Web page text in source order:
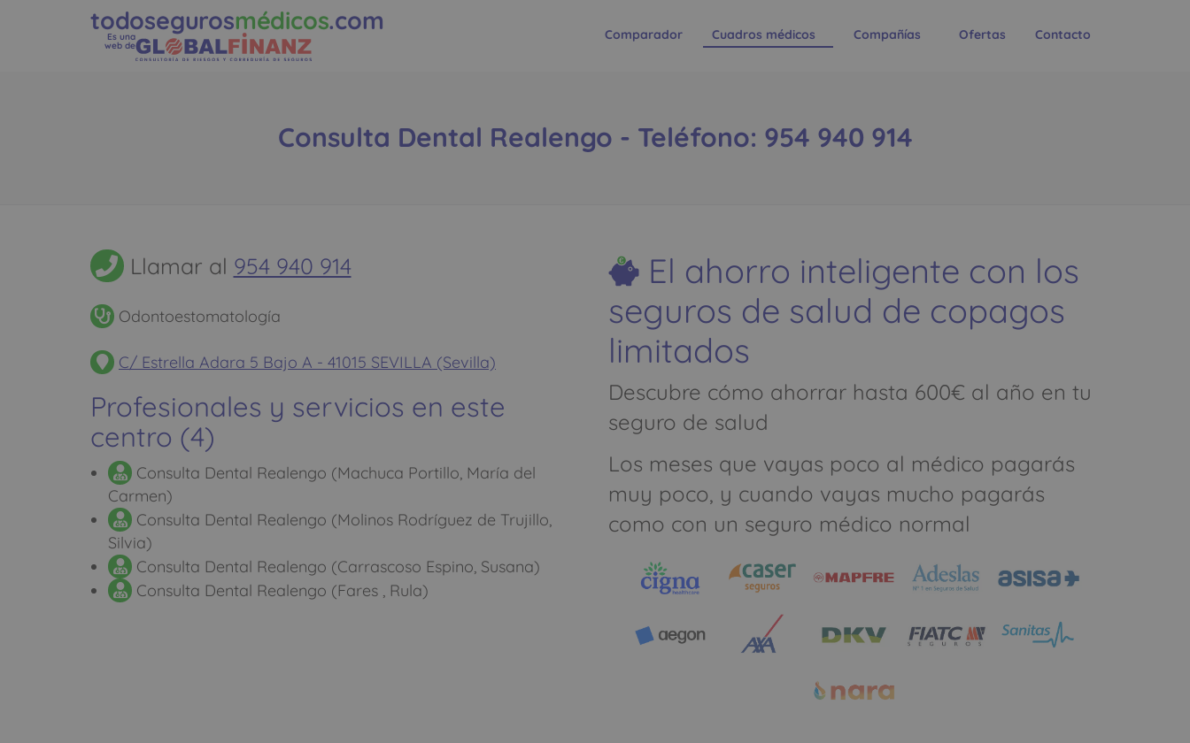
todosegurosmédicos.com
Es una
web de
Comparador Cuadros médicos Compañías Ofertas Contacto
Consulta Dental Realengo - Teléfono: 954 940 914
Llamar al 954 940 914
Odontoestomatología
C/ Estrella Adara 5 Bajo A - 41015 SEVILLA (Sevilla)
Profesionales y servicios en este
centro (4)
Consulta Dental Realengo (Machuca Portillo, María del
Carmen)
Consulta Dental Realengo (Molinos Rodríguez de Trujillo,
Silvia)
Consulta Dental Realengo (Carrascoso Espino, Susana)
Consulta Dental Realengo (Fares , Rula)
El ahorro inteligente con los
seguros de salud de copagos
limitados
Descubre cómo ahorrar hasta 600€ al año en tu
seguro de salud
Los meses que vayas poco al médico pagarás
muy poco, y cuando vayas mucho pagarás
como con un seguro médico normal